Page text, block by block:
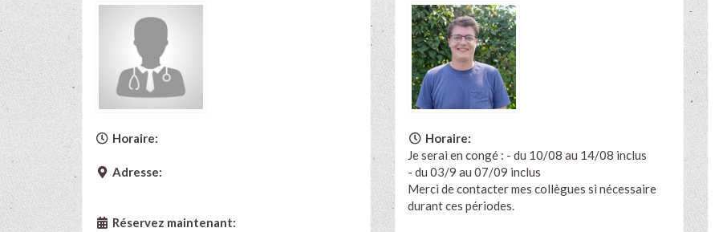
Horaire:
Adresse:
Réservez maintenant:
Horaire:
Je serai en congé : - du 10/08 au 14/08 inclus
- du 03/9 au 07/09 inclus
Merci de contacter mes collègues si nécessaire
durant ces périodes.